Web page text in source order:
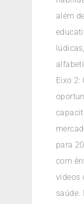
além
Eixo 2:
para
com
vídeos
saúde.